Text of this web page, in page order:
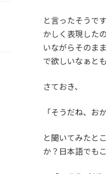
と言ったそうで
かしく表現した
いながらそのま
で欲しいなぁと
さておき、
「そうだね、お
と聞いてみたと
か？日本語でも